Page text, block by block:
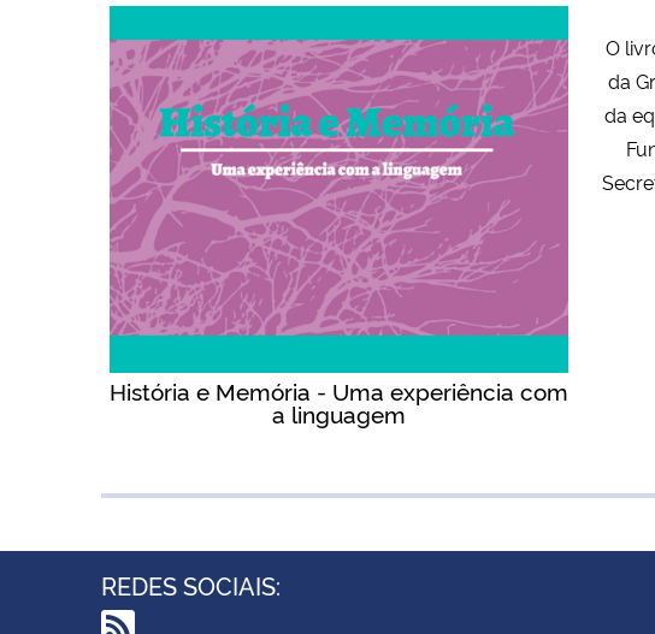
História e Memória - Uma experiência com
a linguagem
O
da
da
REDES SOCIAIS: